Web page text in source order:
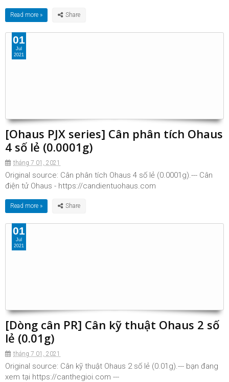
Read more »
[Ohaus PJX series] Cân phân tích Ohaus
4 số lẻ (0.0001g)
tháng 7 01, 2021
Original source: Cân phân tích Ohaus 4 số lẻ (0.0001g).--- Cân
điện tử Ohaus - https://candientuohaus.com
Read more »
01
Jul
2021
[Dòng cân PR] Cân kỹ thuật Ohaus 2 số
lẻ (0.01g)
tháng 7 01, 2021
Original source: Cân kỹ thuật Ohaus 2 số lẻ (0.01g).--- bạn đang
xem tại https://canthegioi.com ---
01
Jul
2021